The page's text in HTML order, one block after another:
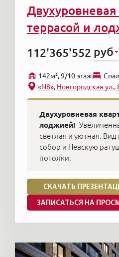
Двухуровневая
террасой и
112'365'552 руб
142м², 9/10 этаж
«N8», Новгородская ул.,
Двухуровневая
лоджией!
светлая и уютная.
собор и Невскую
потолки.
СКАЧАТЬ
ЗАПИСАТЬСЯ НА